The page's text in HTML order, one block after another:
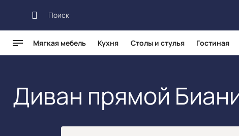
Мягкая мебель Кухня Столы и стулья Гостиная
Диван прямой